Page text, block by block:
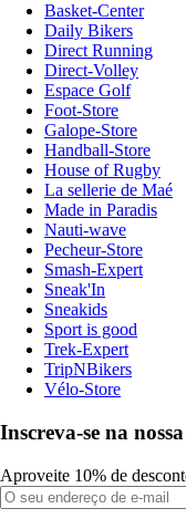
Basket-Center
Daily Bikers
Direct Running
Direct-Volley
Espace Golf
Foot-Store
Galope-Store
Handball-Store
House of Rugby
La sellerie de Maé
Made in Paradis
Nauti-wave
Pecheur-Store
Smash-Expert
Sneak'In
Sneakids
Sport is good
Trek-Expert
TripNBikers
Vélo-Store
Inscreva-se na
Aproveite 10% de